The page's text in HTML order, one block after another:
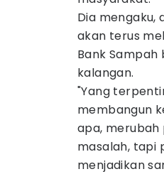
Dia mengaku,
akan terus
Bank
kalangan.
"Yang
membangun
apa, merubah
masalah, tapi
menjadikan